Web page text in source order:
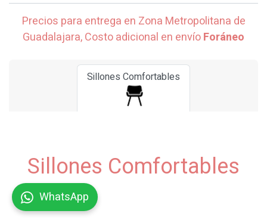
Precios para entrega en Zona Metropolitana de
Guadalajara, Costo adicional en envíoForáneo
Sillones Comfortables
Sillones Comfortables
WhatsApp